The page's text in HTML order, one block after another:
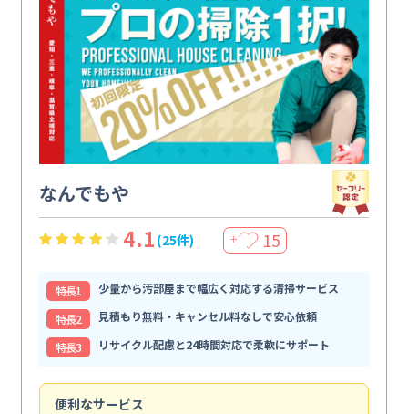
なんでもや
4.1 (25件) ＋ 15
特⻑1
少量から汚部屋まで幅広く対応する清掃サービス
特⻑2
見積もり無料・キャンセル料なしで安心依頼
特⻑3
リサイクル配慮と24時間対応で柔軟にサポート
便利なサービス